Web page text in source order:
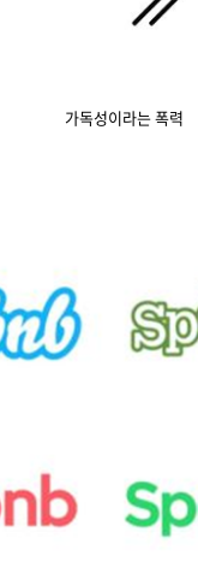
가독성이라는 폭력